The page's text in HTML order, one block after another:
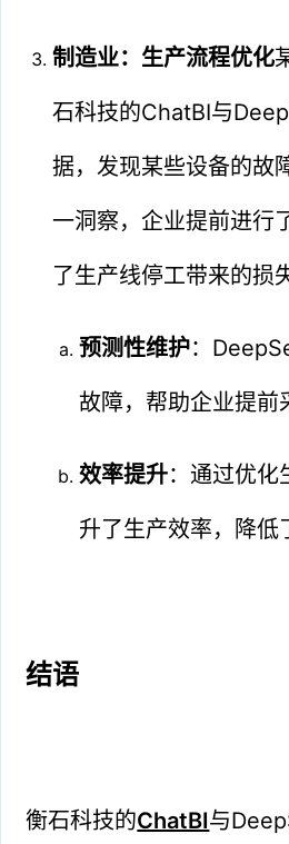
制造业：生产流程优化
石科技的ChatBI与
据，发现某些设备的故
一洞察，企业提前进行
了生产线停工带来的损
预测性维护：
故障，帮助企业提前
效率提升：通过优化
升了生产效率，降低
结语
衡石科技的ChatBI与